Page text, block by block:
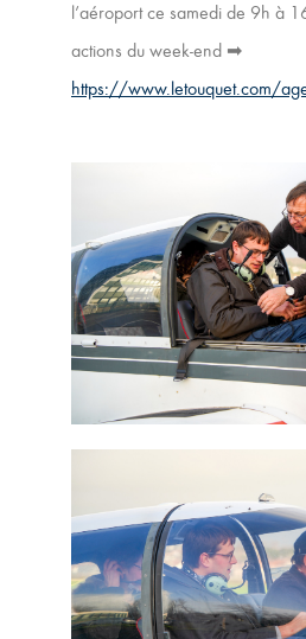
l’aéroport ce samedi de 9h à
actions du week-end ➡
https://www.letouquet.com/